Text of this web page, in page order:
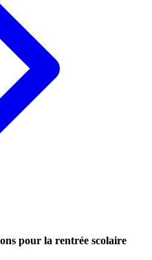
pour la rentrée scolaire